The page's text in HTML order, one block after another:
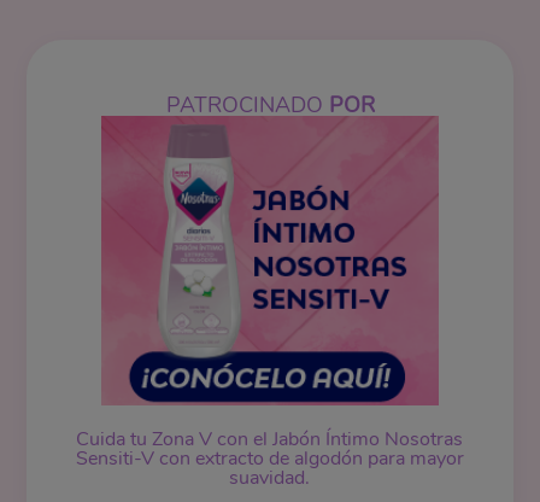
PATROCINADO POR
Cuida tu Zona V con el Jabón Íntimo Nosotras
Sensiti-V con extracto de algodón para mayor
suavidad.